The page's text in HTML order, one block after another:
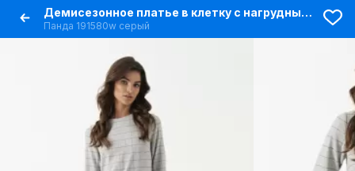
Демисезонное платье в клетку с нагрудными вытачками
Панда 191580w серый